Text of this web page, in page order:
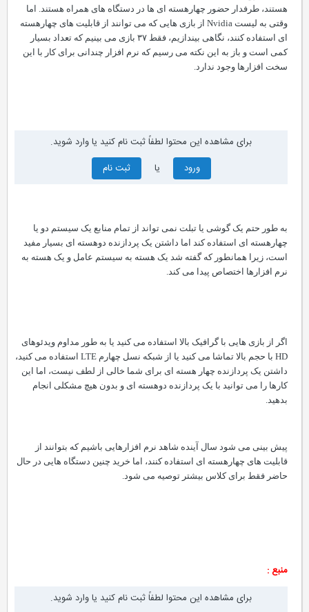
هستند، طرفدار حضور چهارهسته ای ها در دستگاه های همراه هستند. اما
وقتی به لیست Nvidia از بازی هایی که می توانند از قابلیت های چهارهسته
ای استفاده کنند، نگاهی بیندازیم، فقط ۳۷ بازی می بینیم که تعداد بسیار
کمی است و باز به این نکته می رسیم که نرم افزار چندانی برای کار با این
سخت افزارها وجود ندارد.
برای مشاهده این محتوا لطفاً ثبت نام کنید یا وارد شوید.
ورود
ثبت نام
به طور حتم یک گوشی یا تبلت نمی تواند از تمام منابع یک سیستم دو یا
چهارهسته ای استفاده کند اما داشتن یک پردازنده دوهسته ای بسیار مفید
است، زیرا همانطور که گفته شد یک هسته به سیستم عامل و یک هسته به
نرم افزارها اختصاص پیدا می کند.
اگر از بازی هایی با گرافیک بالا استفاده می کنید یا به طور مداوم ویدئوهای
HD با حجم بالا تماشا می کنید یا از شبکه نسل چهارم LTE استفاده می کنید،
داشتن یک پردازنده چهار هسته ای برای شما خالی از لطف نیست، اما این
کارها را می توانید با یک پردازنده دوهسته ای و بدون هیچ مشکلی انجام
بدهید.
پیش بینی می شود سال آینده شاهد نرم افزارهایی باشیم که بتوانند از
قابلیت های چهارهسته ای استفاده کنند، اما خرید چنین دستگاه هایی در حال
حاضر فقط برای کلاس بیشتر توصیه می شود.
منبع :
برای مشاهده این محتوا لطفاً ثبت نام کنید یا وارد شوید.